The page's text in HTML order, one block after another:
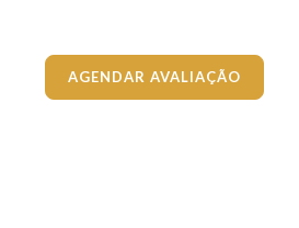
AGENDAR AVALIAÇÃO